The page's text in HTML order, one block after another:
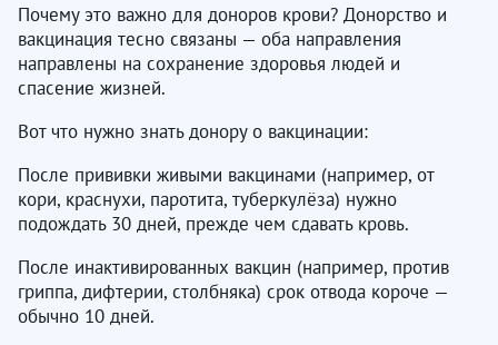
Почему это важно для доноров крови? Донорство и
вакцинация тесно связаны — оба направления
направлены на сохранение здоровья людей и
спасение жизней.
Вот что нужно знать донору о вакцинации:
После прививки живыми вакцинами (например, от
кори, краснухи, паротита, туберкулёза) нужно
подождать 30 дней, прежде чем сдавать кровь.
После инактивированных вакцин (например, против
гриппа, дифтерии, столбняка) срок отвода короче —
обычно 10 дней.